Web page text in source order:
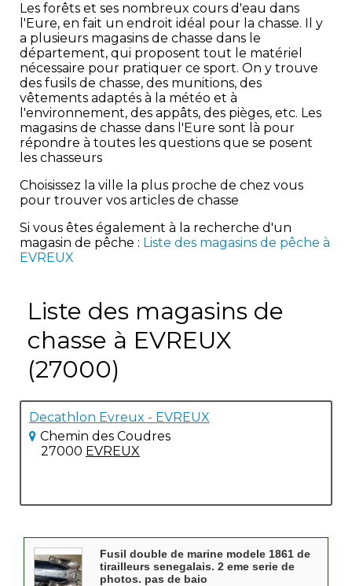
Les forêts et ses nombreux cours d'eau dans
l'Eure, en fait un endroit idéal pour la chasse. Il y
a plusieurs magasins de chasse dans le
département, qui proposent tout le matériel
nécessaire pour pratiquer ce sport. On y trouve
des fusils de chasse, des munitions, des
vêtements adaptés à la météo et à
l'environnement, des appâts, des pièges, etc. Les
magasins de chasse dans l'Eure sont là pour
répondre à toutes les questions que se posent
les chasseurs
Choisissez la ville la plus proche de chez vous
pour trouver vos articles de chasse
Si vous êtes également à la recherche d'un
magasin de pêche : Liste des magasins de pêche à
EVREUX
Liste des magasins de
chasse à EVREUX
(27000)
Decathlon Evreux - EVREUX
Chemin des Coudres
27000 EVREUX
Fusil double de marine modele 1861 de
tirailleurs senegalais. 2 eme serie de
photos. pas de baio